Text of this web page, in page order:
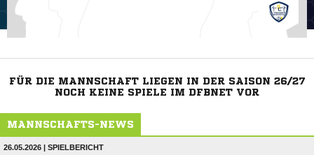
FÜR DIE MANNSCHAFT LIEGEN IN DER SAISON 26/27
NOCH KEINE SPIELE IM DFBNET VOR
MANNSCHAFTS-NEWS
26.05.2026 | SPIELBERICHT